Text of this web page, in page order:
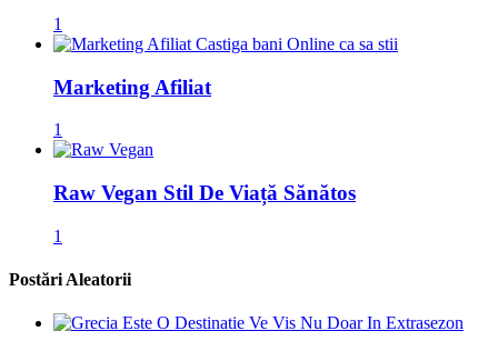
1
Marketing Afiliat
1
Raw Vegan Stil De Viață Sănătos
1
Postări Aleatorii